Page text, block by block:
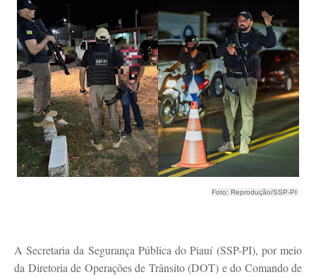
Foto: Reprodução/SSP-PI
A Secretaria da Segurança Pública do Piauí (SSP-PI), por meio
da Diretoria de Operações de Trânsito (DOT) e do Comando de